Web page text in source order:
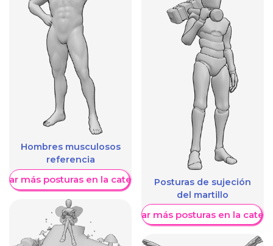
Hombres musculosos
referencia
más posturas en la categoríaPosturas de sujeción
del martillo
Mostrar más posturas en la